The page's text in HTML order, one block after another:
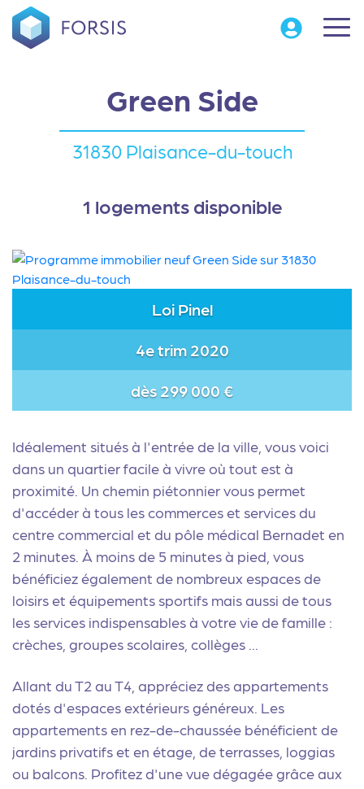
Green Side
31830 Plaisance-du-touch
1 logements disponible
Loi Pinel
4e trim 2020
dès 299 000 €
Idéalement situés à l'entrée de la ville, vous voici
dans un quartier facile à vivre où tout est à
proximité. Un chemin piétonnier vous permet
d'accéder à tous les commerces et services du
centre commercial et du pôle médical Bernadet en
2 minutes. À moins de 5 minutes à pied, vous
bénéficiez également de nombreux espaces de
loisirs et équipements sportifs mais aussi de tous
les services indispensables à votre vie de famille :
crèches, groupes scolaires, collèges ...
Allant du T2 au T4, appréciez des appartements
dotés d'espaces extérieurs généreux. Les
appartements en rez-de-chaussée bénéficient de
jardins privatifs et en étage, de terrasses, loggias
ou balcons. Profitez d'une vue dégagée grâce aux